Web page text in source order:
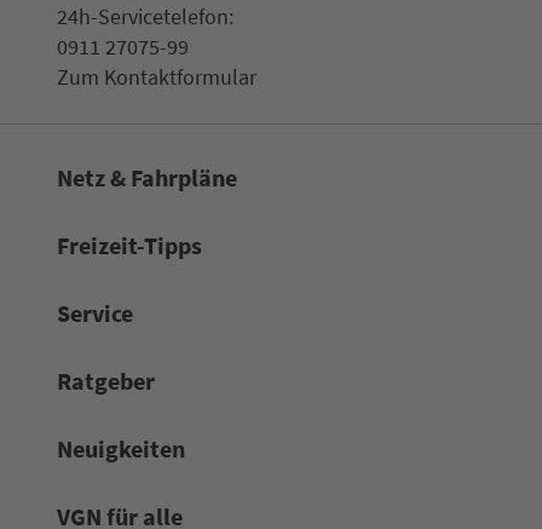
24h-Ser­vice­te­le­fon:
0911 27075-99
Zum Kon­taktformular
Netz & Fahrpläne
Frei­zeit-Tipps
Service
Rat­ge­ber
Neuigkeiten
VGN für alle